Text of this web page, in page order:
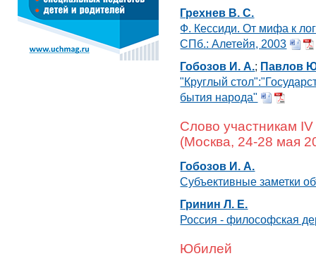
Грехнев В. С.
Ф. Кессиди. От мифа к
СПб.: Алетейя, 2003
Гобозов И. А.; Павлов
"Круглый
бытия народа"
Слово участникам
(Москва, 24-28 мая
Гобозов И. А.
Субъективные заметки
Гринин Л. Е.
Россия - философская
Юбилей